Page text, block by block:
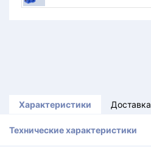
Характеристики Доставка
Технические характеристики